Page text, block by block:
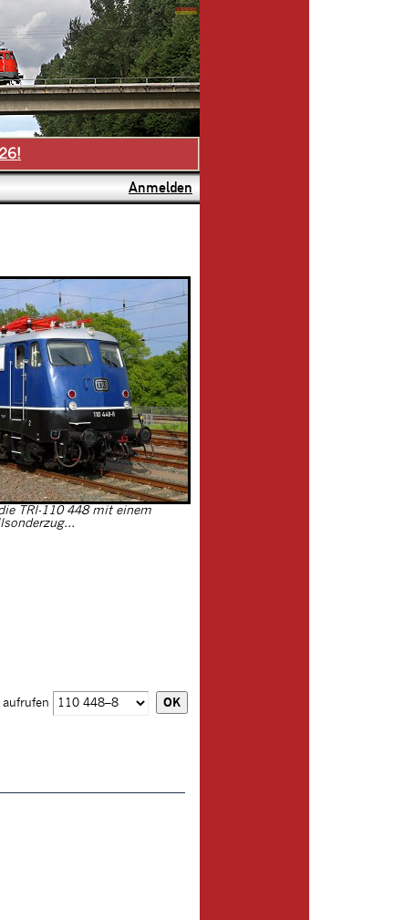
Anmelden
TRI-110 448 mit einem
aufrufen